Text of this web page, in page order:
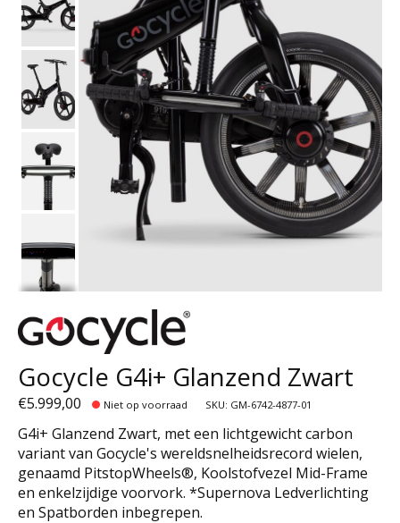
Gocycle G4i+ Glanzend Zwart
€5.999,00 Niet op voorraad SKU: GM-6742-4877-01
G4i+ Glanzend Zwart, met een lichtgewicht carbon
variant van Gocycle's wereldsnelheidsrecord wielen,
genaamd PitstopWheels®, Koolstofvezel Mid-Frame
en enkelzijdige voorvork. *Supernova Ledverlichting
en Spatborden inbegrepen.